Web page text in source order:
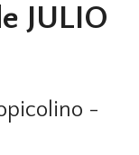
JULIO
-